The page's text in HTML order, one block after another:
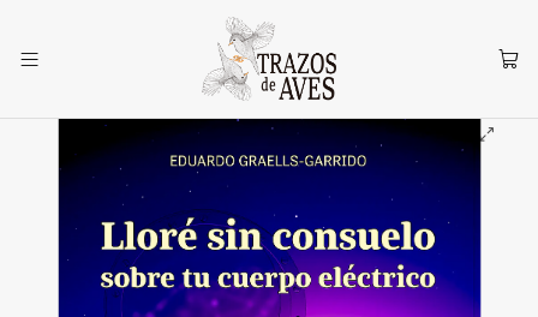
Zorzal Mecánico
Lloré sin consuelo sobre tu cuerpo eléctrico